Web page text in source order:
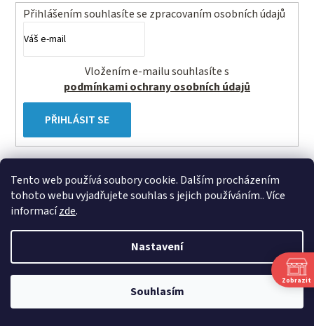
Tento web používá soubory cookie. Dalším procházením
tohoto webu vyjadřujete souhlas s jejich používáním.. Více
informacízde.
Nastavení
Souhlasím
r
y
v
ý
s
u
Přihlášením souhlasíte se zpracovaním osobních údajů
podmínkami ochrany osobních údajů
PŘIHLÁSIT SE
Sledujte nás na Instagramu
Zobrazit